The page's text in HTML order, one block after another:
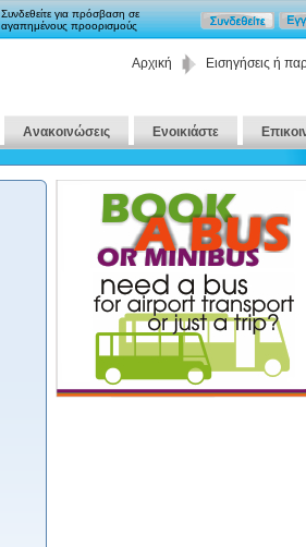
Συνδεθείτε για πρόσβαση σε
αγαπημένους προορισμούς
Αρχική Εισηγήσεις ή
Ανακοινώσεις Ενοικιάστε